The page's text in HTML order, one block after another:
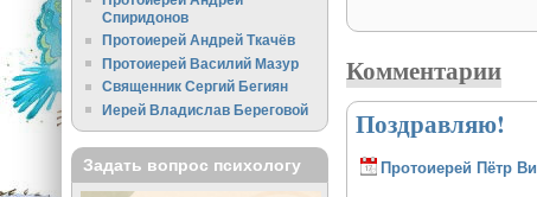
Комментарии
Поздравляю!
Протоиерей Пётр
Спиридонов
Протоиерей Андрей Ткачёв
Протоиерей Василий Мазур
Священник Сергий Бегиян
Иерей Владислав Береговой
Задать вопрос психологу